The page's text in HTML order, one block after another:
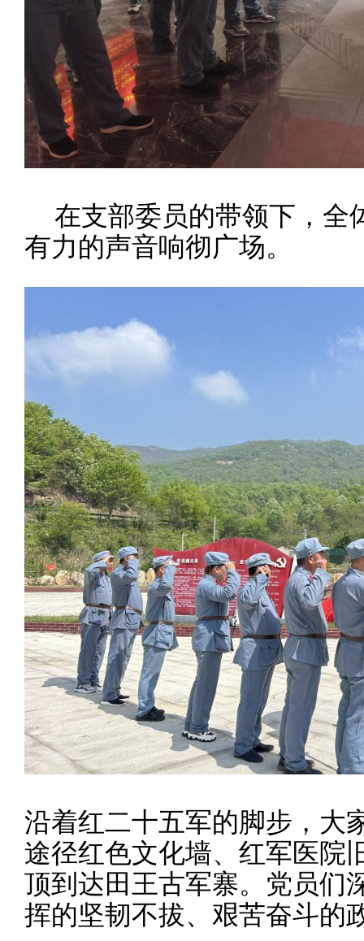
在支部委员的带领下，全
有力的声音响彻广场。
沿着红二十五军的脚步，大
途径红色文化墙、红军医院
顶到达田王古军寨。党员们
挥的坚韧不拔、艰苦奋斗的